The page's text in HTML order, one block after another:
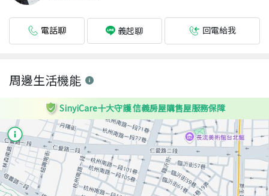
電話聊 義起聊 回電給我
周邊生活機能
SinyiCare十大守護 信義房屋購售屋服務保障